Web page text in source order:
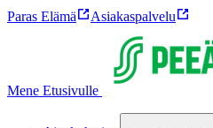
Paras Elämä Asiakaspalvelu
Mene Etusivulle